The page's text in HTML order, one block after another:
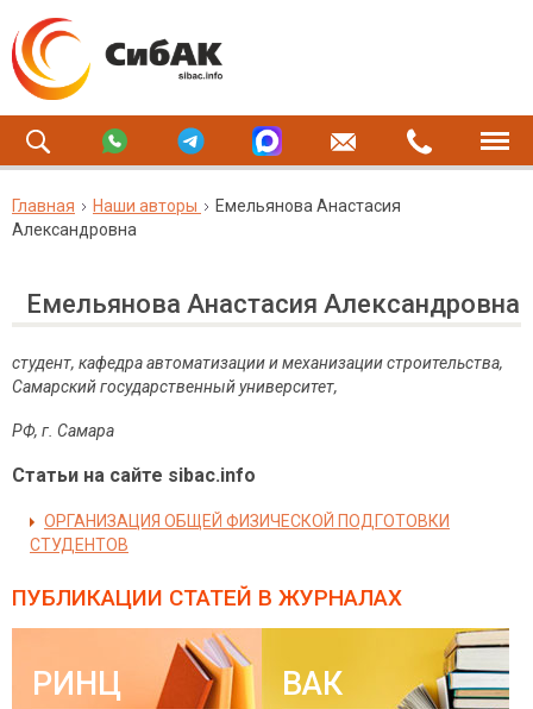
Главная Наши авторы
Емельянова Анастасия
Александровна
Емельянова Анастасия Александровна
студент, кафедра автоматизации и механизации строительства,
Самарский государственный университет,
РФ, г. Самара
Статьи на сайте sibac.info
ОРГАНИЗАЦИЯ ОБЩЕЙ ФИЗИЧЕСКОЙ ПОДГОТОВКИ
СТУДЕНТОВ
ПУБЛИКАЦИИ СТАТЕЙ В ЖУРНАЛАХ
РИНЦ ВАК